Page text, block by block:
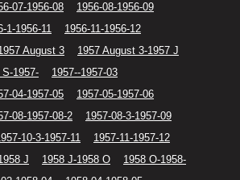
07-1956-08
1956-08-1956-09
1-1956-11
1956-11-1956-12
August 3
1957 August 3-1957 J
S-1957-
1957--1957-03
04-1957-05
1957-05-1957-06
08-1957-08-2
1957-08-3-1957-09
10-3-1957-11
1957-11-1957-12
J 1958 J-1958 O
1958 O-1958-